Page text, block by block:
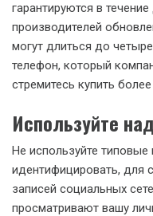
гарантируются в
производителей
могут длиться до
телефон, который
стремитесь купить
Используйте
Не используйте
идентифицировать, для
записей социальных
просматривают вашу